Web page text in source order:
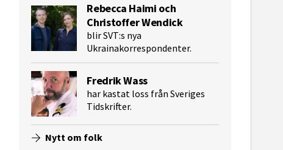
e-post
Rebecca Haimi och
Christoffer Wendick
blir SVT:s nya
Ukrainakorrespondenter.
Fredrik Wass
har kastat loss från Sveriges
Tidskrifter.
Nytt om folk